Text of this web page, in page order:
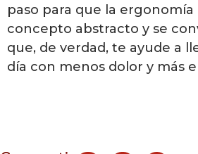
paso para que la ergonomía
concepto abstracto y se
que, de verdad, te ayude a
día con menos dolor y más